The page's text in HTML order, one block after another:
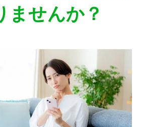
ませんか？